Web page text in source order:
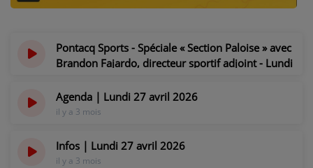
NOS PROGRAMMES COURTS
VOS ÉMISSIONS EN IMAGES
VOTRE PUBLICITÉ SUR PONTACQ RADIO
Pontacq Sports - Spéciale « Section Paloise » avec
Brandon Fajardo, directeur sportif adjoint - Lundi
il y a 3 mois
Agenda | Lundi 27 avril 2026
il y a 3 mois
Infos | Lundi 27 avril 2026
il y a 3 mois